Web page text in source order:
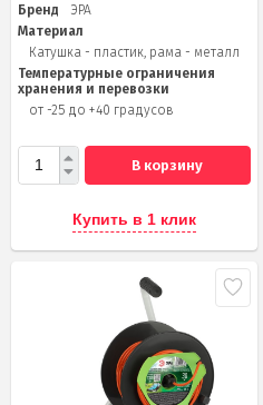
Бренд
ЭРА
Материал
Катушка - пластик, рама - металл
Температурные ограничения
хранения и перевозки
от -25 до +40 градусов
В корзину
Купить в 1 клик